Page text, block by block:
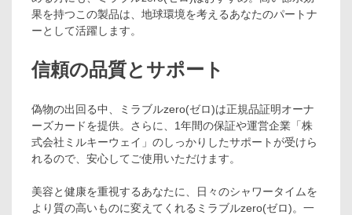
果を持つこの製品は、地球環境を考えるあなたのパートナ
ーとして活躍します。
信頼の品質とサポート
偽物の出回る中、ミラブルzero(ゼロ)は正規品証明オーナ
ーズカードを提供。さらに、1年間の保証や運営企業「株
式会社ミルキーウェイ」のしっかりしたサポートが受けら
れるので、安心してご使用いただけます。
美容と健康を重視するあなたに、日々のシャワータイムを
より質の高いものに変えてくれるミラブルzero(ゼロ)。一